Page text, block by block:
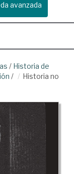
avanzada
/ Historia de
/
Historia no